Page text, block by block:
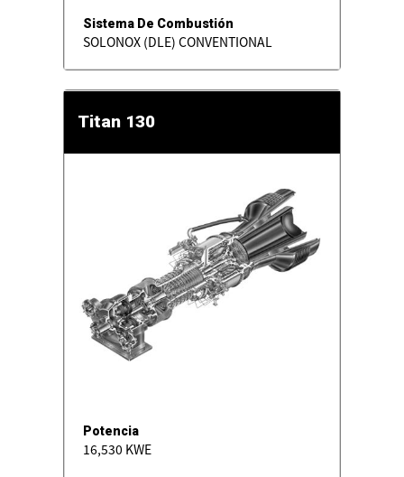
Sistema De Combustión
SOLONOX (DLE) CONVENTIONAL
Titan 130
Potencia
16,530 KWE